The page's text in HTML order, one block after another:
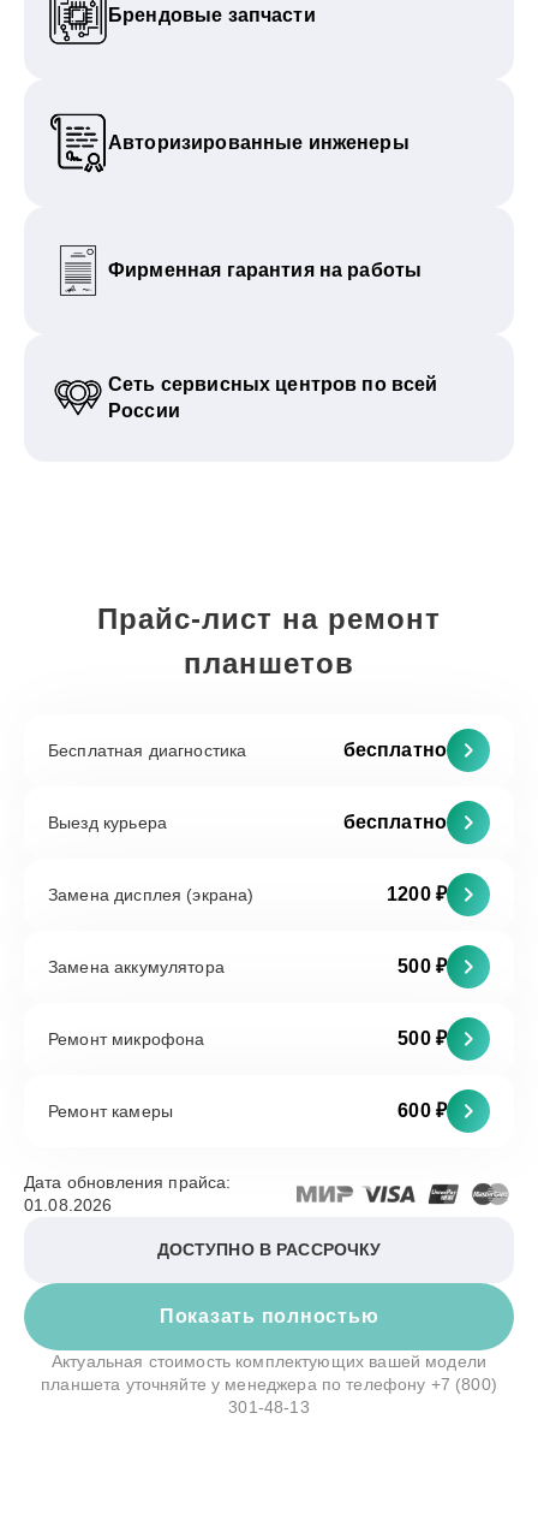
Брендовые запчасти
Авторизированные инженеры
Фирменная гарантия на работы
Сеть сервисных центров по всей
России
Прайс-лист на ремонт
планшетов
Бесплатная диагностика бесплатно
Выезд курьера бесплатно
Замена дисплея (экрана) 1200 ₽
Замена аккумулятора 500 ₽
Ремонт микрофона 500 ₽
Ремонт камеры 600 ₽
Показать полностью
Дата обновления прайса:
01.08.2026
ДОСТУПНО В РАССРОЧКУ
Актуальная стоимость комплектующих вашей модели
планшета уточняйте у менеджера по телефону +7 (800)
301-48-13